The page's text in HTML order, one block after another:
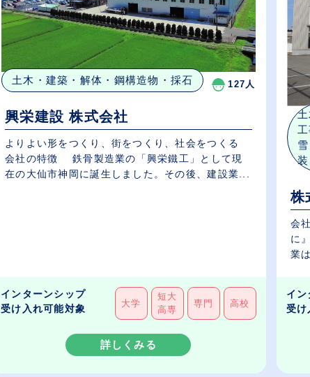
土木・建築・解体・鋼構造物・採石 127人
興栄建設 株式会社
よりよい形をつくり、街をつくり、社会をつくる
会社の特徴 鉄骨製造業の「興栄鐵工」として現
在の大仙市神岡に誕生しました。その後、建設業...
インターンシップ
受け入れ可能対象
大学
短大
高専
専門 高校
詳しくみる
株
会社の特徴 創
に
業
イン
受け